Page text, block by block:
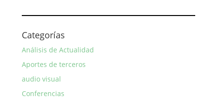
Categorías
Análisis de Actualidad
Aportes de terceros
audio visual
Conferencias